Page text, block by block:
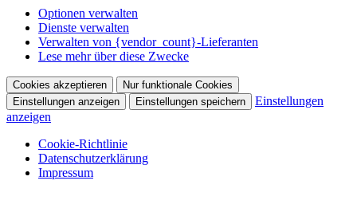
Optionen verwalten
Dienste verwalten
Verwalten von {vendor_count}-Lieferanten
Lese mehr über diese Zwecke
Cookies akzeptieren
Nur funktionale Cookies
Einstellungen anzeigen
Einstellungen speichern
Einstellungen
anzeigen
Cookie-Richtlinie
Datenschutzerklärung
Impressum